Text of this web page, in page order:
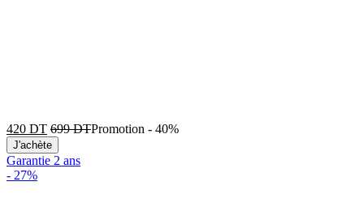
420 DT 699DTPromotion - 40%
J'achète
Garantie 2 ans
- 27%